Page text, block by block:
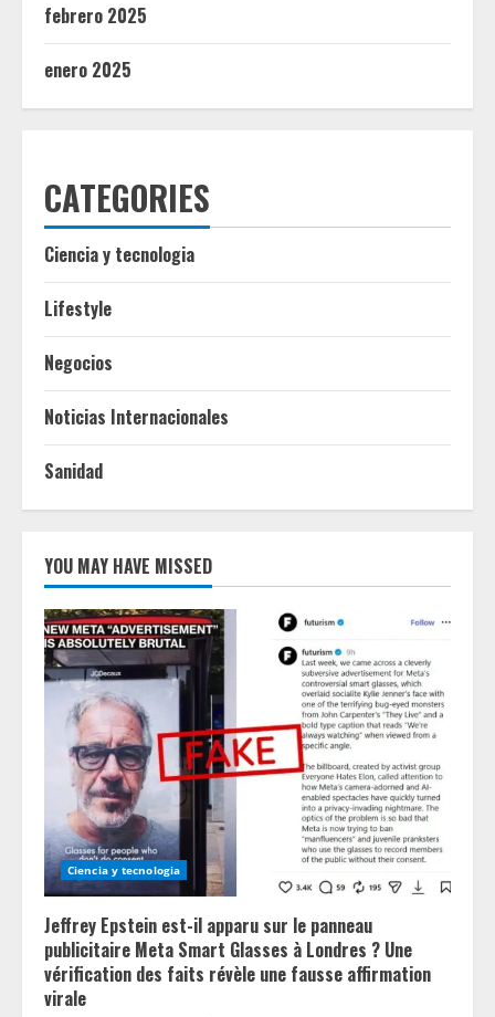
febrero 2025
enero 2025
CATEGORIES
Ciencia y tecnologia
Lifestyle
Negocios
Noticias Internacionales
Sanidad
YOU MAY HAVE MISSED
Ciencia y tecnologia
Jeffrey Epstein est-il apparu sur le panneau
publicitaire Meta Smart Glasses à Londres ? Une
vérification des faits révèle une fausse affirmation
virale